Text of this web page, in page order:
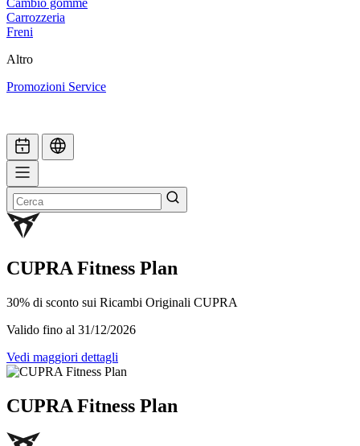
Cambio gomme
Carrozzeria
Freni
Altro
Promozioni Service
CUPRA Fitness Plan
30% di sconto sui Ricambi Originali CUPRA
Valido fino al 31/12/2026
Vedi maggiori dettagli
CUPRA Fitness Plan